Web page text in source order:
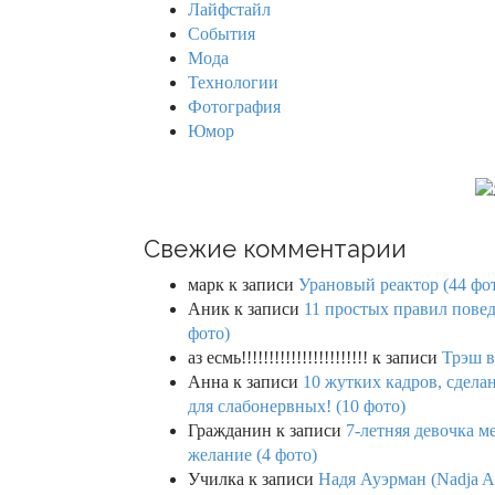
Лайфстайл
События
Мода
Технологии
Фотография
Юмор
Свежие комментарии
марк к записи Урановый реактор (44
Аник к записи 11 простых правил
фото)
аз есмь!!!!!!!!!!!!!!!!!!!!!!! к записи Трэш в
Анна к записи 10 жутких кадров,
для слабонервных! (10 фото)
Гражданин к записи 7-летняя девочка
желание (4 фото)
Училка к записи Надя Ауэрман (Nadja